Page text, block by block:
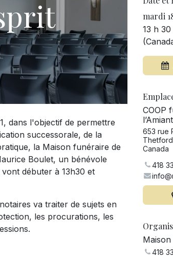
dans l'objectif de permettre
successorale, de la
la Maison funéraire de
Boulet, un bénévole
débuter à 13h30 et
va traiter de sujets en
les procurations, les
mardi
13 h 30
(
COOP
653 rue
Thetford
Canada
418
418